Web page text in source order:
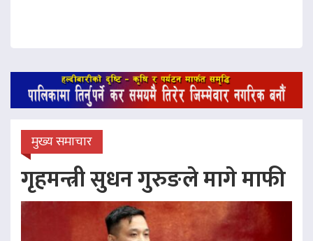
मुख्य समाचार
गृहमन्त्री सुधन गुरुङले मागे माफी